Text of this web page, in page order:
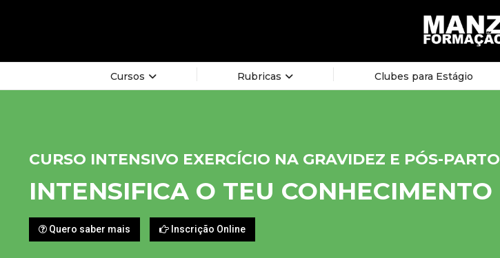
Cursos Rubricas Clubes para Estágio
CURSO INTENSIVO EXERCÍCIO NA GRAVIDEZ E PÓS-PARTO
Quero saber mais
INTENSIFICA O TEU CONHECIMENTO
Inscrição Online